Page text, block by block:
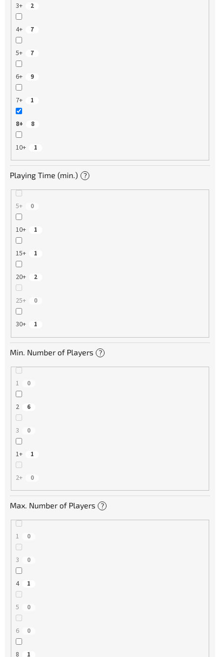
3+ 2
4+ 7
5+ 7
6+ 9
7+ 1
8+ 8
10+ 1
Playing Time (min.) ?
5+ 0
10+ 1
15+ 1
20+ 2
25+ 0
30+ 1
Min. Number of Players ?
1 0
2 6
3 0
1+ 1
2+ 0
Max. Number of Players ?
1 0
3 0
4 1
5 0
6 0
8 1